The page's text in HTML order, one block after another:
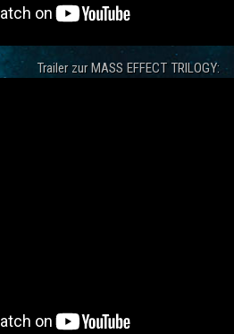
Trailer zur MASS EFFECT TRILOGY: